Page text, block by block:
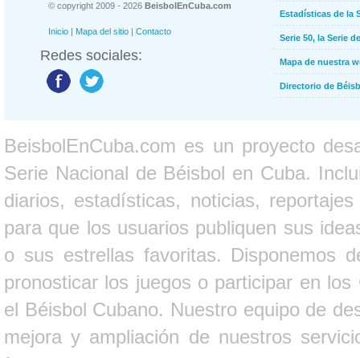
© copyright 2009 - 2026 BeisbolEnCuba.com
Inicio | Mapa del sitio | Contacto
Redes sociales:
Estadísticas de la
Serie 50, la Serie
Mapa de nuestra
Directorio de
BeisbolEnCuba.com es un proyecto
Serie Nacional de Béisbol en Cuba.
diarios, estadísticas, noticias,
para que los usuarios publiquen sus
o sus estrellas favoritas. Disponemos
pronosticar los juegos o participar en
el Béisbol Cubano. Nuestro equipo de
mejora y ampliación de nuestros